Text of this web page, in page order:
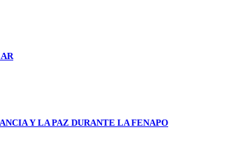
Y LA PAZ DURANTE LA FENAPO